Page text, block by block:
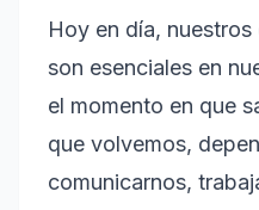
Hoy en día,
son esenciales en
el momento en que
que volvemos,
comunicarnos,